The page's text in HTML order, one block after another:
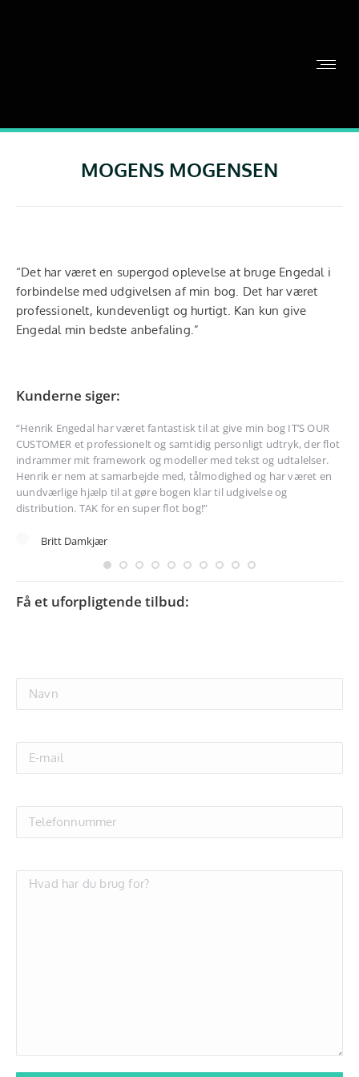
MOGENS MOGENSEN
“Det har været en supergod oplevelse at bruge Engedal i
forbindelse med udgivelsen af min bog. Det har været
professionelt, kundevenligt og hurtigt. Kan kun give
Engedal min bedste anbefaling.”
Kunderne siger:
“Henrik Engedal har været fantastisk til at give min bog IT’S OUR
CUSTOMER et professionelt og samtidig personligt udtryk, der flot
indrammer mit framework og modeller med tekst og udtalelser.
Henrik er nem at samarbejde med, tålmodighed og har været en
uundværlige hjælp til at gøre bogen klar til udgivelse og
distribution. TAK for en super flot bog!”
Britt Damkjær
Få et uforpligtende tilbud: